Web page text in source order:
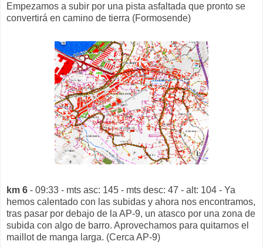
Empezamos a subir por una pista asfaltada que pronto se
convertirá en camino de tierra (Formosende)
km 6 - 09:33 - mts asc: 145 - mts desc: 47 - alt: 104 - Ya
hemos calentado con las subidas y ahora nos encontramos,
tras pasar por debajo de la AP-9, un atasco por una zona de
subida con algo de barro. Aprovechamos para quitarnos el
maillot de manga larga. (Cerca AP-9)